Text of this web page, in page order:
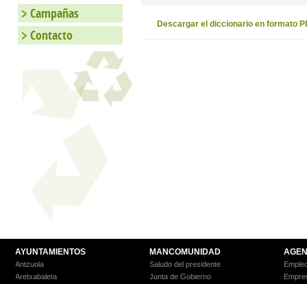
Descargar el diccionario en formato
Campañas
Contacto
AYUNTAMIENTOS
Antzuola
Aretxabaleta
MANCOMUNIDAD
Saludo del presidente
Junta de Gobierno